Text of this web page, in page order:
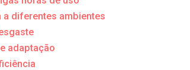
a diferentes ambientes
adaptação